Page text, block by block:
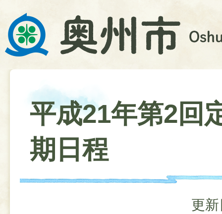
平成21年第2回
期日程
更